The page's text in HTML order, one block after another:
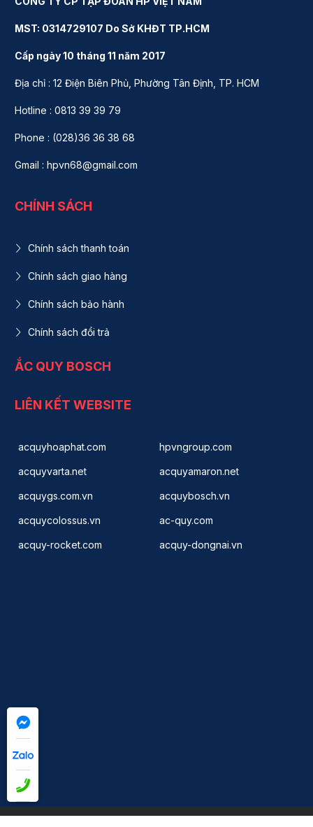
MST: 0314729107 Do Sở KHĐT TP.HCM
Cấp ngày 10 tháng 11 năm 2017
Địa chỉ : 12 Điện Biên Phủ, Phường Tân Định, TP. HCM
Hotline : 0813 39 39 79
Phone : (028)36 36 38 68
Gmail : hpvn68@gmail.com
CHÍNH SÁCH
Chính sách thanh toán
Chính sách giao hàng
Chính sách bảo hành
Chính sách đổi trả
ẮC QUY BOSCH
LIÊN KẾT WEBSITE
acquyhoaphat.com hpvngroup.com
acquyvarta.net acquyamaron.net
acquygs.com.vn acquybosch.vn
acquycolossus.vn ac-quy.com
acquy-rocket.com acquy-dongnai.vn